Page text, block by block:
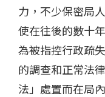
力，不少保密局
使在往後的數十
為被指控行政疏
的調查和正常法
法」處置而在局